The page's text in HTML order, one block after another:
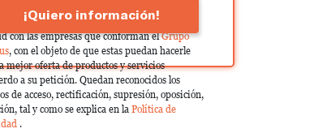
manifestado y, en su caso, para tramitar la
correspondiente. Compartiremos su
con las empresas que conforman elGrupo
, con el objeto de que estas puedan hacerle
mejor oferta de productos y servicios
a su petición. Quedan reconocidos los
de acceso, rectificación, supresión, oposición,
tal y como se explica en la Política de
.
¡Quiero información!